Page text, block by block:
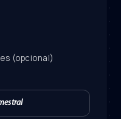
(opcional)